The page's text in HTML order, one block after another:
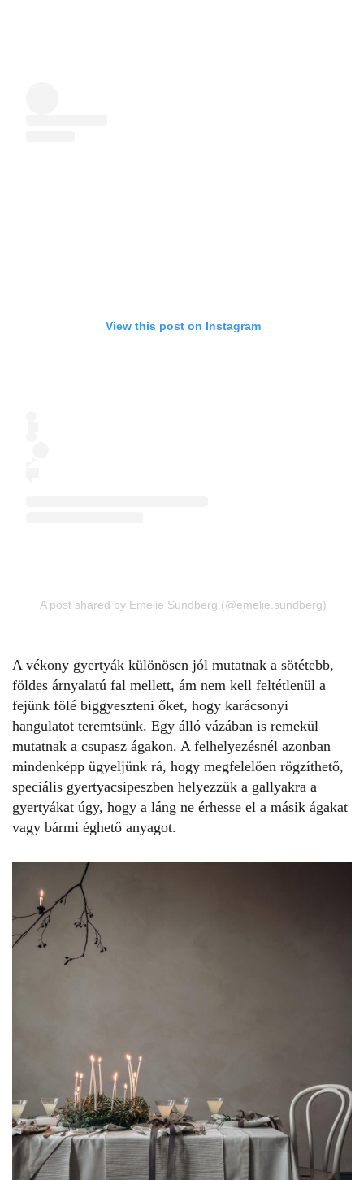
View this post on Instagram
A post shared by Emelie Sundberg (@emelie.sundberg)
A vékony gyertyák különösen jól mutatnak a sötétebb,
földes árnyalatú fal mellett, ám nem kell feltétlenül a
fejünk fölé biggyeszteni őket, hogy karácsonyi
hangulatot teremtsünk. Egy álló vázában is remekül
mutatnak a csupasz ágakon. A felhelyezésnél azonban
mindenképp ügyeljünk rá, hogy megfelelően rögzíthető,
speciális gyertyacsipeszben helyezzük a gallyakra a
gyertyákat úgy, hogy a láng ne érhesse el a másik ágakat
vagy bármi éghető anyagot.